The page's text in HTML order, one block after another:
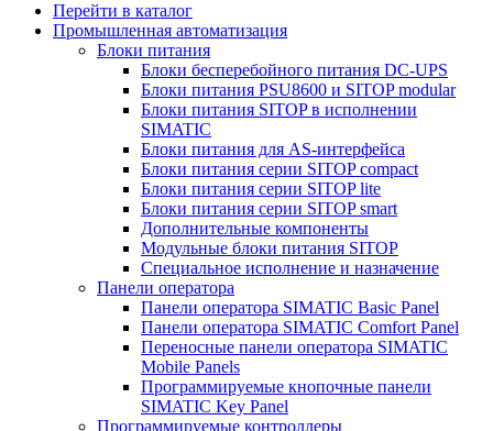
Перейти в каталог
Промышленная автоматизация
Блоки питания
Блоки бесперебойного питания DC-UPS
Блоки питания PSU8600 и SITOP modular
Блоки питания SITOP в исполнении
SIMATIC
Блоки питания для AS-интерфейса
Блоки питания серии SITOP compact
Блоки питания серии SITOP lite
Блоки питания серии SITOP smart
Дополнительные компоненты
Модульные блоки питания SITOP
Специальное исполнение и назначение
Панели оператора
Панели оператора SIMATIC Basic Panel
Панели оператора SIMATIC Comfort Panel
Переносные панели оператора SIMATIC
Mobile Panels
Программируемые кнопочные панели
SIMATIC Key Panel
Программируемые контроллеры